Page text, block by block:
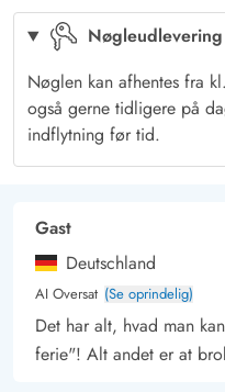
det brusende Vesterhav.
Feriehuset er energivenligt
I feriehuset er der flotte
varmeomkostningerne så
isoleret og udstyret med en
den overdækkede
gasgrillen.
På tur til Hvide Sande
Sommerhuset ligger blot
havneby Hvide Sande,
Nøgleudlevering
Nøglen kan afhentes fra
også gerne tidligere på
indflytning før tid.
Gast
Deutschland
AI Oversat (Se oprindelig)
Det har alt, hvad man
ferie"! Alt andet er at